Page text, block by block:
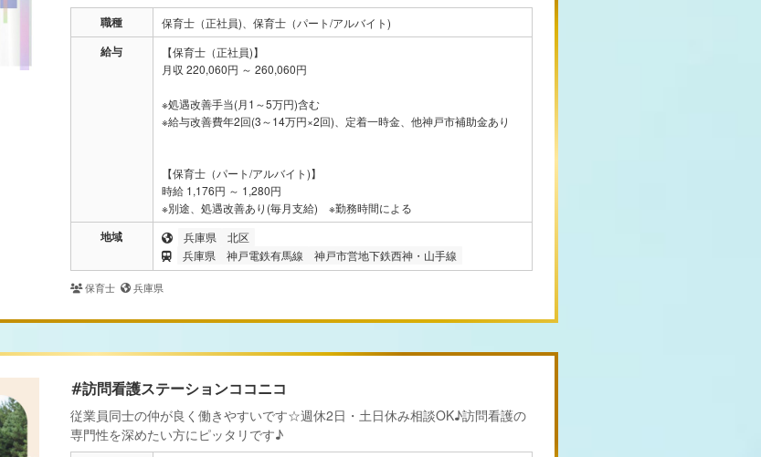
職種 保育士（正社員)、保育士（パート/アルバイト)
給与
【保育士（正社員)】
月収 220,060円 ～ 260,060円
※処遇改善手当(月1～5万円)含む
※給与改善費年2回(3～14万円×2回)、定着一時金、他神戸市補助金あり
【保育士（パート/アルバイト)】
時給 1,176円 ～ 1,280円
※別途、処遇改善あり(毎月支給) ※勤務時間による
地域 兵庫県
北区
兵庫県
神戸電鉄有馬線 神戸市営地下鉄西神・山手線
保育士 兵庫県
#訪問看護ステーションココニコ
従業員同士の仲が良く働きやすいです☆週休2日・土日休み相談OK♪訪問看護の
専門性を深めたい方にピッタリです♪